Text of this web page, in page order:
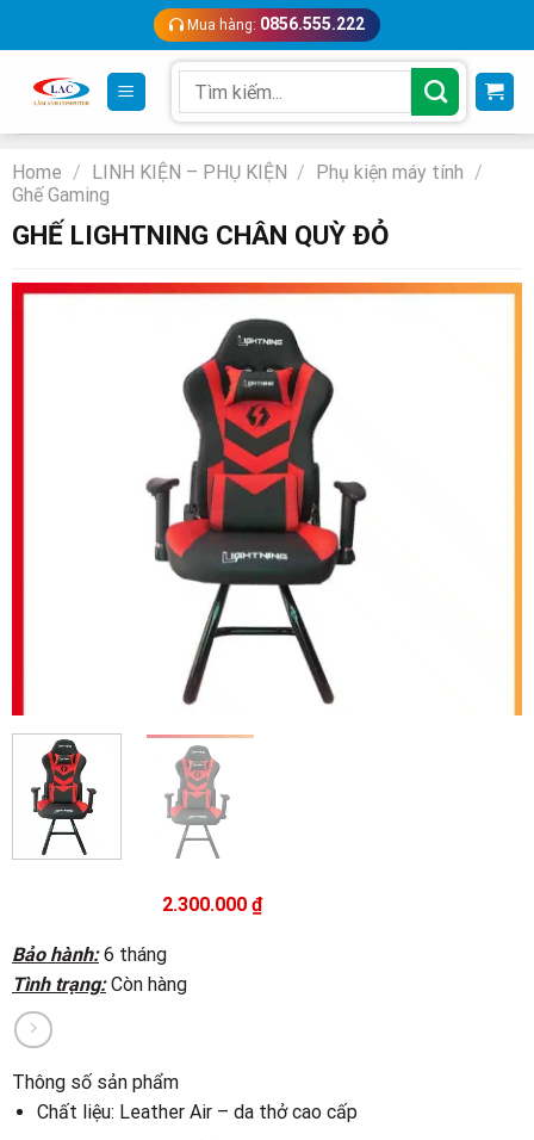
content
Mua hàng: 0856.555.222
for:
Home / LINH KIỆN – PHỤ KIỆN / Phụ kiện máy tính /
Ghế Gaming
GHẾ LIGHTNING CHÂN QUỲ ĐỎ
2.300.000 ₫
Bảo hành: 6 tháng
Tình trạng: Còn hàng
Thông số sản phẩm
Chất liệu: Leather Air – da thở cao cấp